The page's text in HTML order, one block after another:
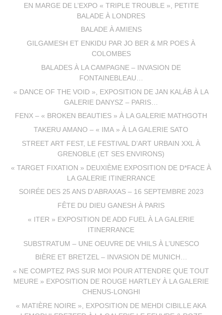
EN MARGE DE L’EXPO « TRIPLE TROUBLE », PETITE
BALADE À LONDRES
BALADE À AMIENS
GILGAMESH ET ENKIDU PAR JO BER & MR POES À
COLOMBES
BALADES À LA CAMPAGNE – INVASION DE
FONTAINEBLEAU…
« DANCE OF THE VOID », EXPOSITION DE JAN KALÁB À LA
GALERIE DANYSZ – PARIS…
FENX – « BROKEN BEAUTIES » À LA GALERIE MATHGOTH
TAKERU AMANO – « IMA » À LA GALERIE SATO
STREET ART FEST, LE FESTIVAL D’ART URBAIN XXL À
GRENOBLE (ET SES ENVIRONS)
« TARGET FIXATION » DEUXIÈME EXPOSITION DE D*FACE À
LA GALERIE ITINERRANCE
SOIRÉE DES 25 ANS D’ABRAXAS – 16 SEPTEMBRE 2023
FÊTE DU DIEU GANESH À PARIS
« ITER » EXPOSITION DE ADD FUEL À LA GALERIE
ITINERRANCE
SUBSTRATUM – UNE OEUVRE DE VHILS À L’UNESCO
BIÈRE ET BRETZEL – INVASION DE MUNICH…
« NE COMPTEZ PAS SUR MOI POUR ATTENDRE QUE TOUT
MEURE » EXPOSITION DE ROUGE HARTLEY À LA GALERIE
CHENUS-LONGHI
« MATIÈRE NOIRE », EXPOSITION DE MEHDI CIBILLE AKA